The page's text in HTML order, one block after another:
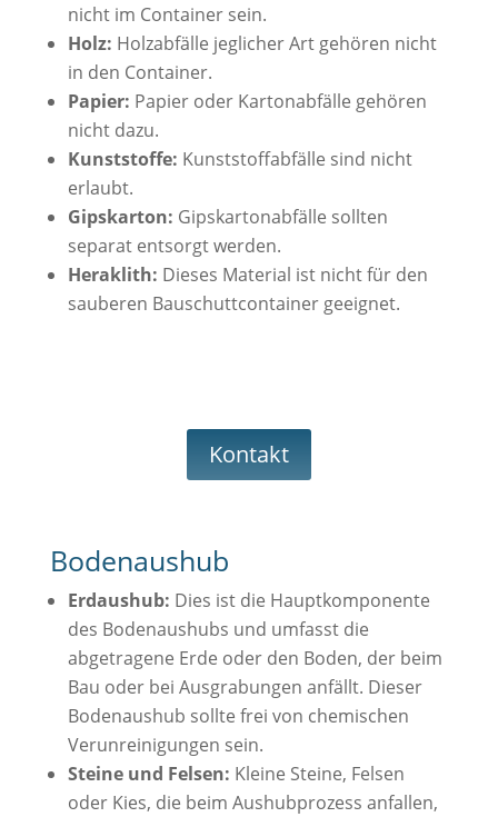
nicht im Container sein.
Holz: Holzabfälle jeglicher Art gehören nicht
in den Container.
Papier: Papier oder Kartonabfälle gehören
nicht dazu.
Kunststoffe: Kunststoffabfälle sind nicht
erlaubt.
Gipskarton: Gipskartonabfälle sollten
separat entsorgt werden.
Heraklith: Dieses Material ist nicht für den
sauberen Bauschuttcontainer geeignet.
Kontakt
Bodenaushub
Erdaushub: Dies ist die Hauptkomponente
des Bodenaushubs und umfasst die
abgetragene Erde oder den Boden, der beim
Bau oder bei Ausgrabungen anfällt. Dieser
Bodenaushub sollte frei von chemischen
Verunreinigungen sein.
Steine und Felsen: Kleine Steine, Felsen
oder Kies, die beim Aushubprozess anfallen,